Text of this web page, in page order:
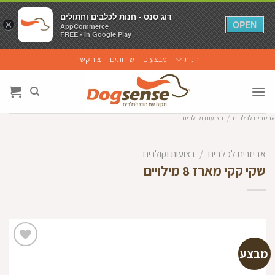
to
content
חנות מבצעים שירותים צור קשר
אביזרים לכלבים / רצועות וקולרים
אביזרים לכלבים / רצועות וקולרים
שקי קקי מארז 8 מילויים
מבצע
×
דוג סנס - חנות לכלבים וחתולים
AppCommerce
FREE - In Google Play
OPEN
×
דוג סנס - חנות לכלבים וחתולים
AppCommerce
FREE - In Google Play
OPEN